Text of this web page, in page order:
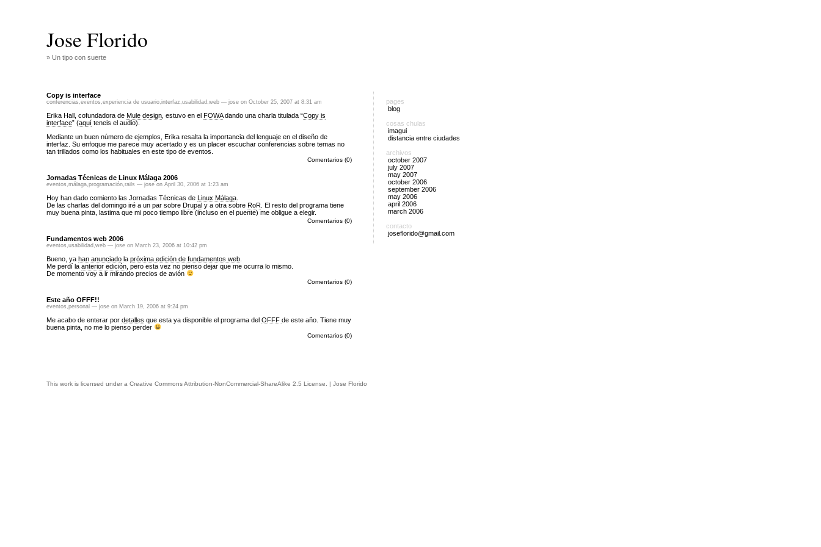
Jose Florido
» Un tipo con suerte
Copy is interface
conferencias eventos experiencia de usuario interfaz usabilidad web — jose on October 25, 2007 at 8:31 am
Erika Hall, cofundadora de Mule design , estuvo en el FOWAdando una charla titulada “Copy is
interface” (aquí teneis el audio).
Mediante un buen número de ejemplos, Erika resalta la importancia del lenguaje en el diseño de
interfaz. Su enfoque me parece muy acertado y es un placer escuchar conferencias sobre temas no
tan trillados como los habituales en este tipo de eventos.
Comentarios (0)
Jornadas Técnicas de Linux Málaga 2006
eventos málaga programación rails — jose on April 30, 2006 at 1:23 am
Hoy han dado comiento las Jornadas Técnicas de Linux Málaga
De las charlas del domingo iré a un par sobre Drupal y a otra sobre RoR . El resto del programa tiene
muy buena pinta, lastima que mi poco tiempo libre (incluso en el puente) me obligue a elegir.
Comentarios (0)
Fundamentos web 2006
eventos usabilidad web — jose on March 23, 2006 at 10:42 pm
Bueno, ya han anunciado la próxima edición de fundamentos web
Me perdí la anterior edición , pero esta vez no pienso dejar que me ocurra lo mismo.
De momento voy a ir mirando precios de avión
Comentarios (0)
Este año OFFF!!
eventos personal — jose on March 19, 2006 at 9:24 pm
Me acabo de enterar por detalles que esta ya disponible el programa del OFFF de este año. Tiene muy
buena pinta, no me lo pienso perder
Comentarios (0)
pages
blog
cosas chulas
imagui
distancia entre ciudades
archivos
october 2007
july 2007
may 2007
october 2006
september 2006
may 2006
april 2006
march 2006
contacto
joseflorido@gmail.com
This work is licensed under a Creative Commons Attribution-NonCommercial-ShareAlike 2.5 License | Jose Florido